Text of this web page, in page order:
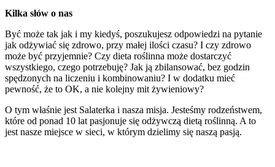
Kilka słów o nas
Być może tak jak i my kiedyś, poszukujesz odpowiedzi na pytanie
jak odżywiać się zdrowo, przy małej ilości czasu? I czy zdrowo
może być przyjemnie? Czy dieta roślinna może dostarczyć
wszystkiego, czego potrzebuję? Jak ją zbilansować, bez godzin
spędzonych na liczeniu i kombinowaniu? I w dodatku mieć
pewność, że to OK, a nie kolejny mit żywieniowy?
O tym właśnie jest Salaterka i nasza misja. Jesteśmy rodzeństwem,
które od ponad 10 lat pasjonuje się odżywczą dietą roślinną. A to
jest nasze miejsce w sieci, w którym dzielimy się naszą pasją.